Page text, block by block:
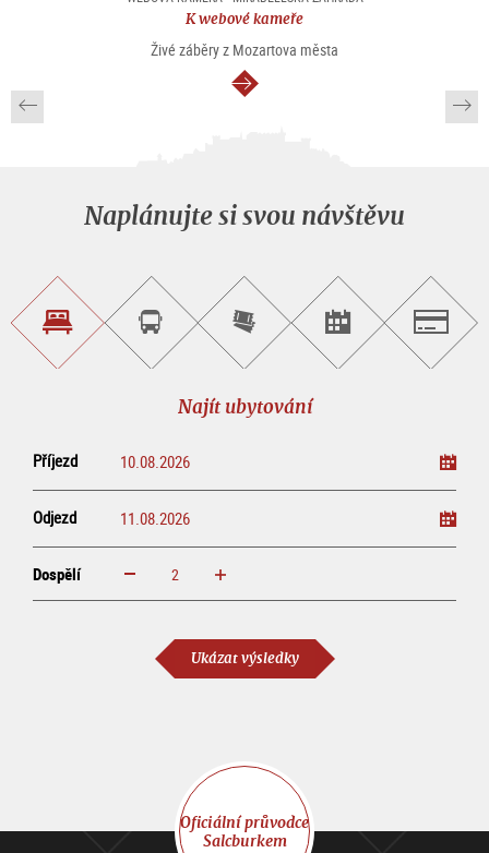
K webové kameře
Živé záběry z Mozartova města
continue
Naplánujte si svou návštěvu
Najít
ubytování
Objednat
okružní
Zakoupit
vstupenky
on-
Najít
pořad/akci
Najít ubytování
Příjezd
Odjezd
Dospělí increase reduce
Ukázat výsledky
Oficiální průvodce
Salcburkem